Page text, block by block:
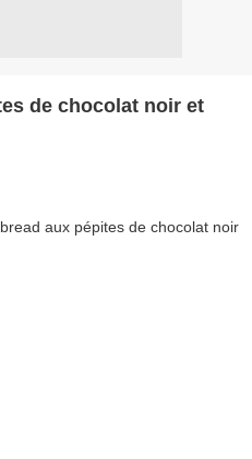
de chocolat noir et